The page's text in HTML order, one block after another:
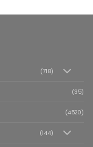
(718)
(35)
(4520)
(144)